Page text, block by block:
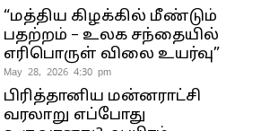
“மத்திய கிழக்கில் மீண்டும்
பதற்றம் – உலக சந்தையில்
எரிபொருள் விலை உயர்வு”
May 28, 2026 4:30 pm
பிரித்தானிய மன்னராட்சி
வரலாறு எப்போது